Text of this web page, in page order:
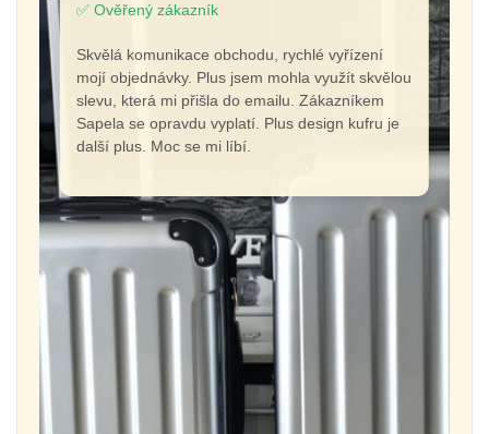
✅ Ověřený zákazník
Skvělá komunikace obchodu, rychlé vyřízení
mojí objednávky. Plus jsem mohla využít skvělou
slevu, která mi přišla do emailu. Zákazníkem
Sapela se opravdu vyplatí. Plus design kufru je
další plus. Moc se mi líbí.